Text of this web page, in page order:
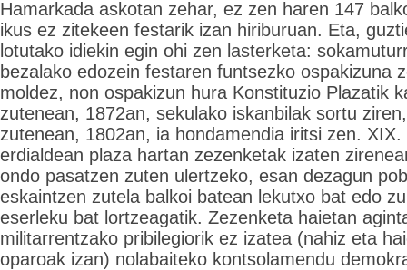
Hamarkada askotan zehar, ez zen haren 147
ikus ez zitekeen festarik izan hiriburuan. Eta,
lotutako idiekin egin ohi zen lasterketa:
bezalako edozein festaren funtsezko ospakizuna
moldez, non ospakizun hura Konstituzio Plazatik
zutenean, 1872an, sekulako iskanbilak sortu
zutenean, 1802an, ia hondamendia iritsi zen.
erdialdean plaza hartan zezenketak izaten
ondo pasatzen zuten ulertzeko, esan dezagun
eskaintzen zutela balkoi batean lekutxo bat edo
eserleku bat lortzeagatik. Zezenketa haietan
militarrentzako pribilegiorik ez izatea (nahiz eta
oparoak izan) nolabaiteko kontsolamendu